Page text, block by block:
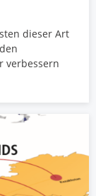
dieser Art
verbessern